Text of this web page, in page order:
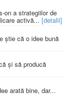
on a strategiilor de
activă... [detalii]
știe că o idee bună
și să producă
arată bine, dar...